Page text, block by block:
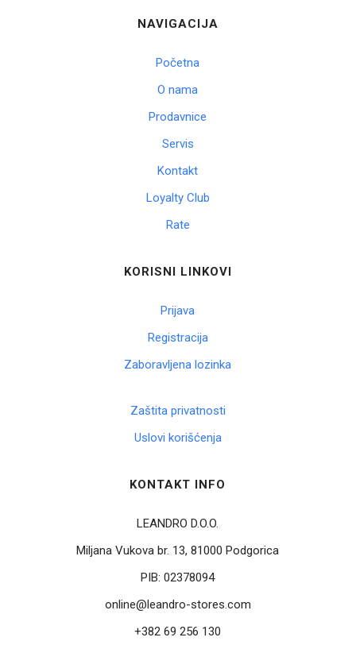
NAVIGACIJA
Početna
O nama
Prodavnice
Servis
Kontakt
Loyalty Club
Rate
KORISNI LINKOVI
Prijava
Registracija
Zaboravljena lozinka
Zaštita privatnosti
Uslovi korišćenja
KONTAKT INFO
LEANDRO D.O.O.
Miljana Vukova br. 13, 81000 Podgorica
PIB:02378094
online@leandro-stores.com
+382 69 256 130